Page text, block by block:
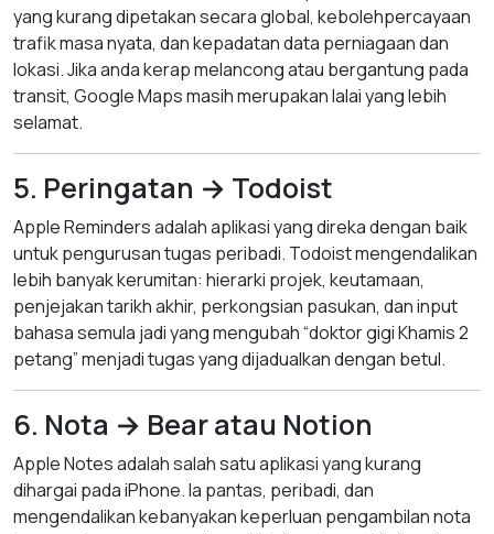
yang kurang dipetakan secara global, kebolehpercayaan
trafik masa nyata, dan kepadatan data perniagaan dan
lokasi. Jika anda kerap melancong atau bergantung pada
transit, Google Maps masih merupakan lalai yang lebih
selamat.
5. Peringatan → Todoist
Apple Reminders adalah aplikasi yang direka dengan baik
untuk pengurusan tugas peribadi. Todoist mengendalikan
lebih banyak kerumitan: hierarki projek, keutamaan,
penjejakan tarikh akhir, perkongsian pasukan, dan input
bahasa semula jadi yang mengubah “doktor gigi Khamis 2
petang” menjadi tugas yang dijadualkan dengan betul.
6. Nota → Bear atau Notion
Apple Notes adalah salah satu aplikasi yang kurang
dihargai pada iPhone. Ia pantas, peribadi, dan
mengendalikan kebanyakan keperluan pengambilan nota